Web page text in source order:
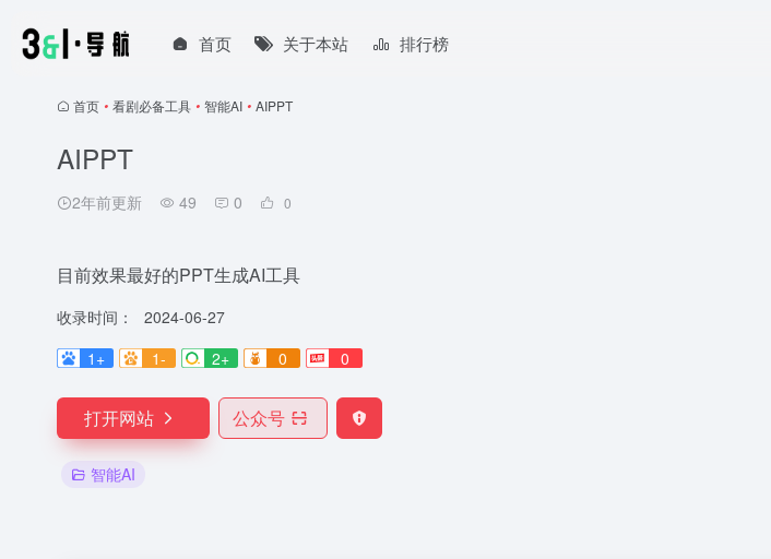
首页 关于本站 排行榜
首页 • 看剧必备工具 • 智能AI • AIPPT
AIPPT
2年前更新 49 0 0
目前效果最好的PPT生成AI工具
收录时间：
2024-06-27
1+
1- 2+ 0 0
打开网站 公众号
智能AI